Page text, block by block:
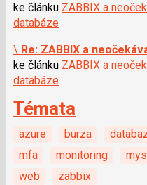
ke článku ZABBIX a
databáze
\ Re: ZABBIX a
ke článku ZABBIX a
databáze
Témata
azure burza
mfa
monitoring
web
zabbix